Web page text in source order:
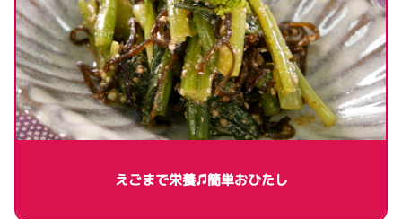
えごまで栄養♫簡単おひたし